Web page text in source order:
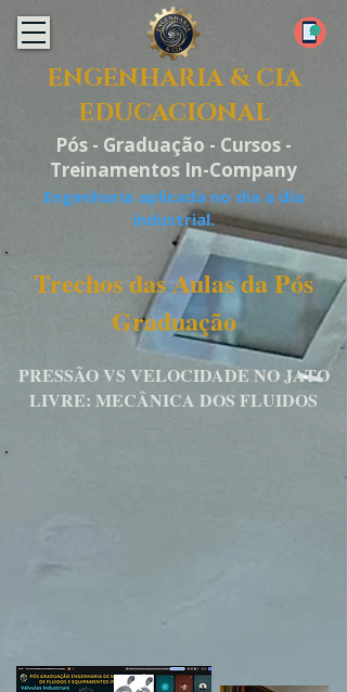
ENGENHARIA & CIA
EDUCACIONAL
Pós - Graduação - Cursos -
Treinamentos In-Company
Engenharia aplicada no dia a dia
industrial.
Trechos das Aulas da Pós
Graduação
PRESSÃO VS VELOCIDADE NO JATO
LIVRE: MECÂNICA DOS FLUIDOS